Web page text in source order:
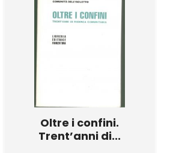
Oltre i confini.
Trent’anni di...